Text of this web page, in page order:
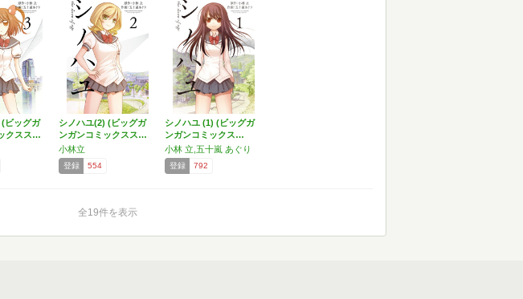
ビッグガ
クスス…
シノハユ(2) (ビッグガ
ンガンコミックスス…
小林立
登録 554
シノハユ (1) (ビッグガ
ンガンコミックス…
小林 立,五十嵐 あぐり
登録 792
全19件を表示